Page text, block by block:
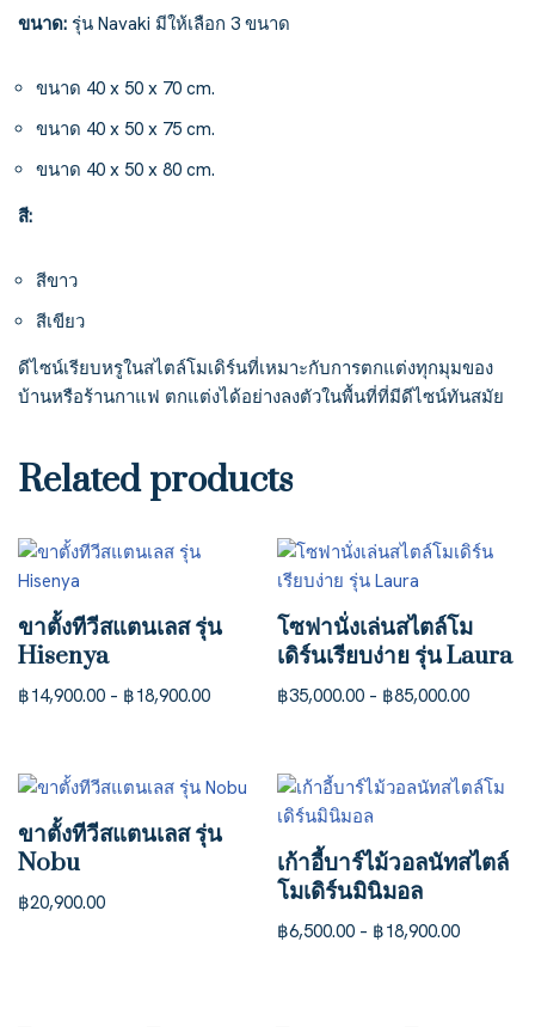
ขนาด: รุ่น Navaki มีให้เลือก 3 ขนาด
ขนาด 40 x 50 x 70 cm.
ขนาด 40 x 50 x 75 cm.
ขนาด 40 x 50 x 80 cm.
สี:
สีขาว
สีเขียว
ดีไซน์เรียบหรูในสไตล์โมเดิร์นที่เหมาะกับการตกแต่งทุกมุมของ
บ้านหรือร้านกาแฟ ตกแต่งได้อย่างลงตัวในพื้นที่ที่มีดีไซน์ทันสมัย
Related products
ขาตั้งทีวีสแตนเลส รุ่น
Hisenya
฿14,900.00 – ฿18,900.00
โซฟานั่งเล่นสไตล์โม
เดิร์นเรียบง่าย รุ่น Laura
฿35,000.00 – ฿85,000.00
ขาตั้งทีวีสแตนเลส รุ่น
Nobu
฿20,900.00
เก้าอี้บาร์ไม้วอลนัทสไตล์
โมเดิร์นมินิมอล
฿6,500.00 – ฿18,900.00